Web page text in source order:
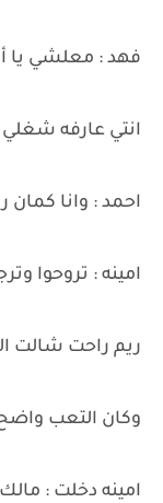
فهد : معلشي يا
انتي عارفه
احمد : وانا كمان
امينه : تروحوا
ريم راحت شالت
وكان التعب
امينه دخلت : مالك